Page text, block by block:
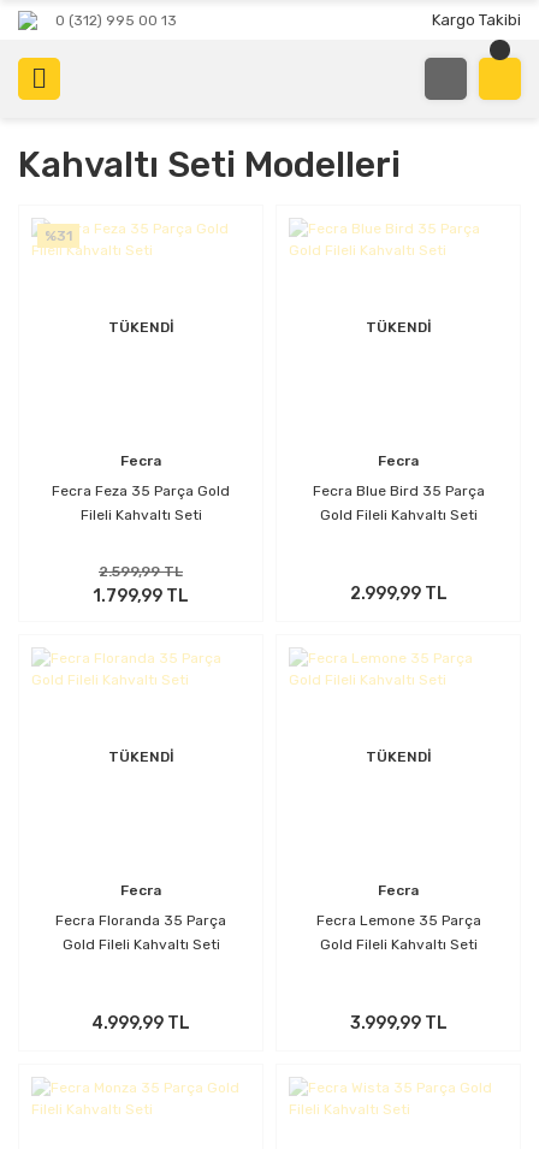
0 (312) 995 00 13 Kargo Takibi
Kahvaltı Seti Modelleri
%31
TÜKENDİ
Fecra
Fecra Feza 35 Parça Gold
Fileli Kahvaltı Seti
2.599,99 TL
1.799,99 TL
TÜKENDİ
Fecra
Fecra Blue Bird 35 Parça
Gold Fileli Kahvaltı Seti
2.999,99 TL
TÜKENDİ
Fecra
Fecra Floranda 35 Parça
Gold Fileli Kahvaltı Seti
4.999,99 TL
TÜKENDİ
Fecra
Fecra Lemone 35 Parça
Gold Fileli Kahvaltı Seti
3.999,99 TL